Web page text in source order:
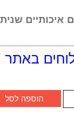
איכותיים
באתר
הוספה לסל